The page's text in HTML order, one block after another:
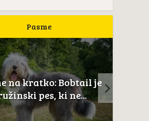
Pasme
Pasme na kratko:
prinašalec rac
je...